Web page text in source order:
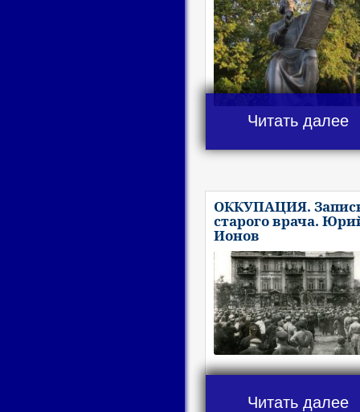
Читать далее
ОККУПАЦИЯ.
старого врача.
Ионов
Читать далее